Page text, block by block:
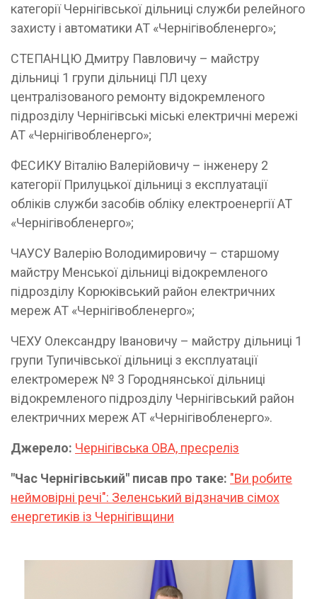
категорії Чернігівської дільниці служби релейного
захисту і автоматики АТ «Чернігівобленерго»;
СТЕПАНЦЮ Дмитру Павловичу – майстру
дільниці 1 групи дільниці ПЛ цеху
централізованого ремонту відокремленого
підрозділу Чернігівські міські електричні мережі
АТ «Чернігівобленерго»;
ФЕСИКУ Віталію Валерійовичу – інженеру 2
категорії Прилуцької дільниці з експлуатації
обліків служби засобів обліку електроенергії АТ
«Чернігівобленерго»;
ЧАУСУ Валерію Володимировичу – старшому
майстру Менської дільниці відокремленого
підрозділу Корюківський район електричних
мереж АТ «Чернігівобленерго»;
ЧЕХУ Олександру Івановичу – майстру дільниці 1
групи Тупичівської дільниці з експлуатації
електромереж № 3 Городнянської дільниці
відокремленого підрозділу Чернігівський район
електричних мереж АТ «Чернігівобленерго».
Джерело: Чернігівська ОВА, пресреліз
"Час Чернігівський" писав про таке: "Ви робите
неймовірні речі": Зеленський відзначив сімох
енергетиків із Чернігівщини